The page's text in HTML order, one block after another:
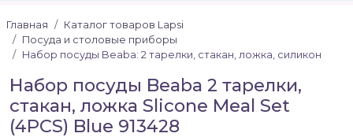
Главная
Каталог товаров Lapsi
Посуда и столовые приборы
Набор посуды Beaba: 2 тарелки, стакан, ложка, силикон
Набор посуды Beaba 2 тарелки,
стакан, ложка Slicone Meal Set
(4PCS) Blue 913428